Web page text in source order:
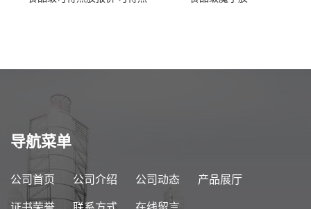
导航菜单
公司首页 公司介绍 公司动态 产品展厅